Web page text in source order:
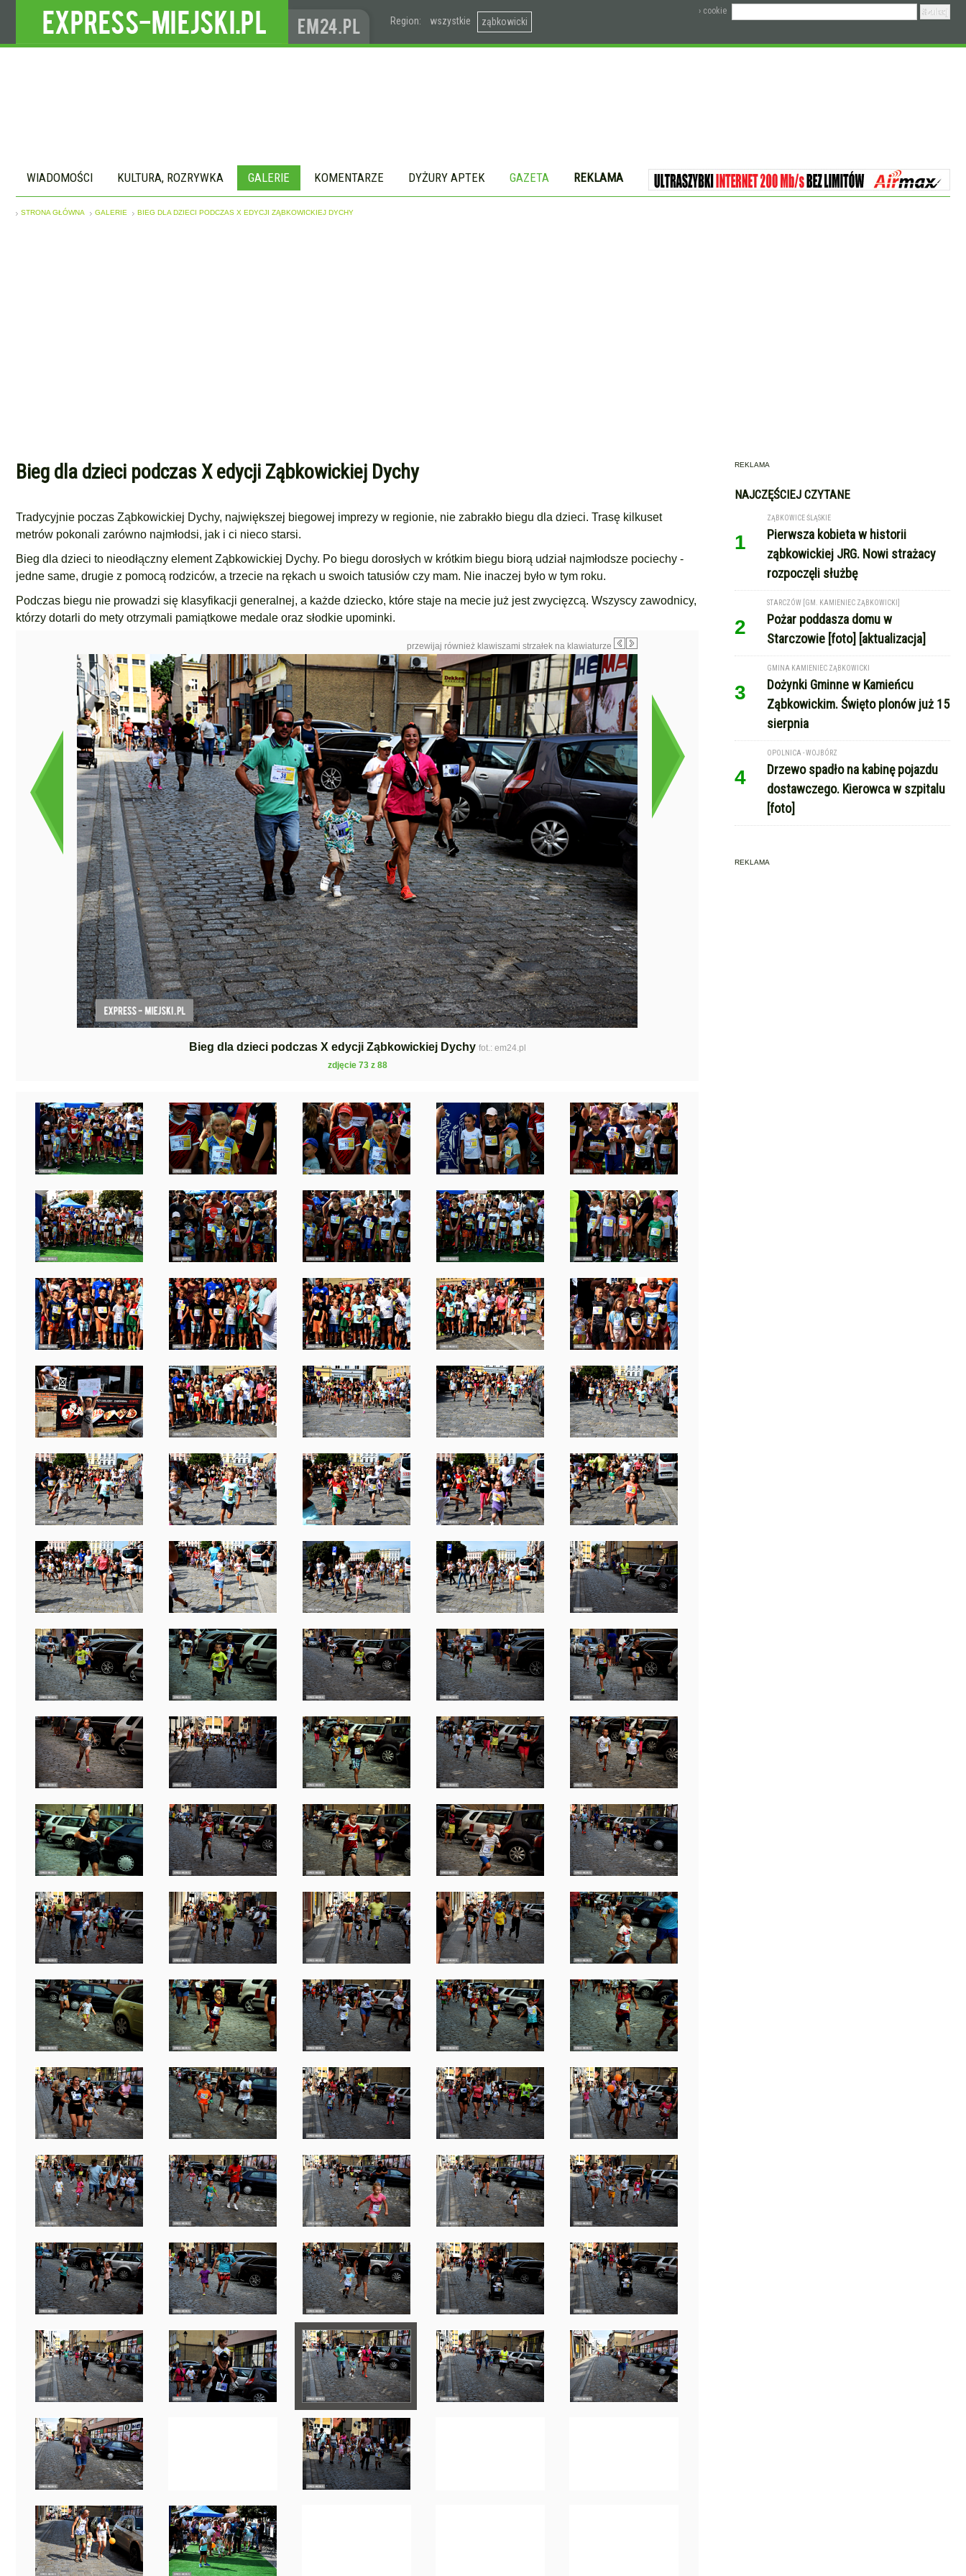
Region: wszystkie ząbkowicki
› cookie
WIADOMOŚCI KULTURA, ROZRYWKA GALERIE KOMENTARZE DYŻURY APTEK GAZETA REKLAMA
STRONA GŁÓWNA GALERIE BIEG DLA DZIECI PODCZAS X EDYCJI ZĄBKOWICKIEJ DYCHY
Bieg dla dzieci podczas X edycji Ząbkowickiej Dychy
Tradycyjnie poczas Ząbkowickiej Dychy, największej biegowej imprezy w regionie, nie zabrakło biegu dla dzieci. Trasę kilkuset
metrów pokonali zarówno najmłodsi, jak i ci nieco starsi.
Bieg dla dzieci to nieodłączny element Ząbkowickiej Dychy. Po biegu dorosłych w krótkim biegu biorą udział najmłodsze pociechy -
jedne same, drugie z pomocą rodziców, a trzecie na rękach u swoich tatusiów czy mam. Nie inaczej było w tym roku.
Podczas biegu nie prowadzi się klasyfikacji generalnej, a każde dziecko, które staje na mecie już jest zwycięzcą. Wszyscy zawodnicy,
którzy dotarli do mety otrzymali pamiątkowe medale oraz słodkie upominki.
przewijaj również klawiszami strzałek na klawiaturze
Bieg dla dzieci podczas X edycji Ząbkowickiej Dychy fot.: em24.pl
zdjęcie 73 z 88
REKLAMA
NAJCZĘŚCIEJ CZYTANE
1
ZĄBKOWICE ŚLĄSKIE
Pierwsza kobieta w historii
ząbkowickiej JRG. Nowi strażacy
rozpoczęli służbę
2
STARCZÓW [GM. KAMIENIEC ZĄBKOWICKI]
Pożar poddasza domu w
Starczowie [foto] [aktualizacja]
3
GMINA KAMIENIEC ZĄBKOWICKI
Dożynki Gminne w Kamieńcu
Ząbkowickim. Święto plonów już 15
sierpnia
4
OPOLNICA - WOJBÓRZ
Drzewo spadło na kabinę pojazdu
dostawczego. Kierowca w szpitalu
[foto]
REKLAMA